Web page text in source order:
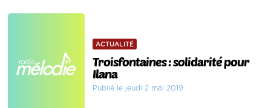
ACTUALITÉ
Troisfontaines : solidarité pour
Ilana
Publié le jeudi 2 mai 2019